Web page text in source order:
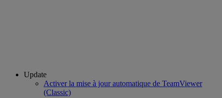
Update
Activer la mise à jour automatique de TeamViewer
(Classic)